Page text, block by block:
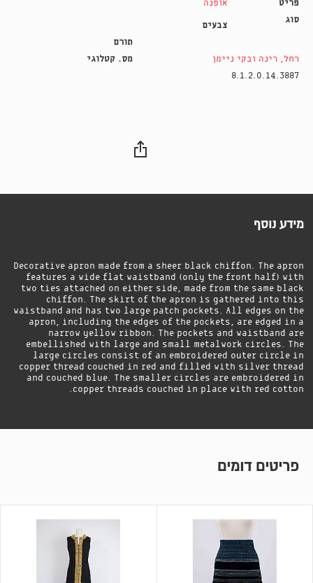
פריט
אופנה
סוג
צבעים
תורם
רחל, רינה ובקי ניימן
מס. קטלוגי
8.1.2.0.14.3887
מידע נוסף
Decorative apron made from a sheer black chiffon. The apron
features a wide flat waistband (only the front half) with
two ties attached on either side, made from the same black
chiffon. The skirt of the apron is gathered into this
waistband and has two large patch pockets. All edges on the
apron, including the edges of the pockets, are edged in a
narrow yellow ribbon. The pockets and waistband are
embellished with large and small metalwork circles. The
large circles consist of an embroidered outer circle in
copper thread couched in red and filled with silver thread
and couched blue. The smaller circles are embroidered in
copper threads couched in place with red cotton.
פריטים דומים